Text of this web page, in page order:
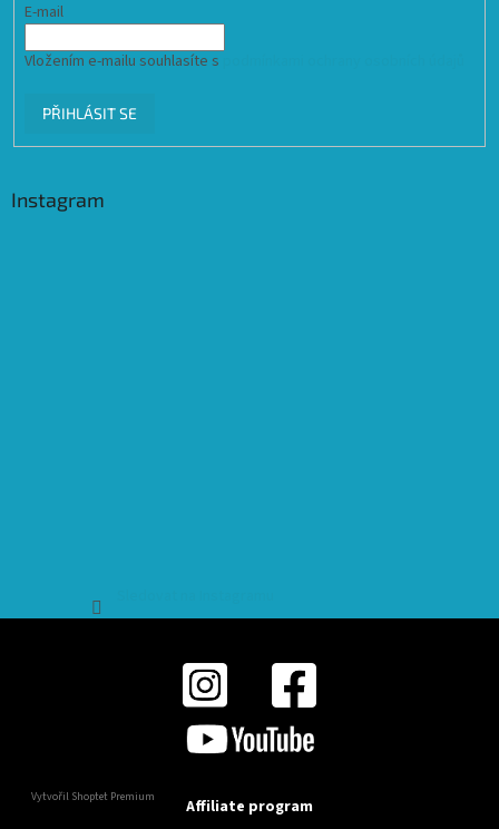
E-mail
Vložením e-mailu souhlasíte s
PŘIHLÁSIT SE
Instagram
Vytvořil Shoptet Premium Affiliate program